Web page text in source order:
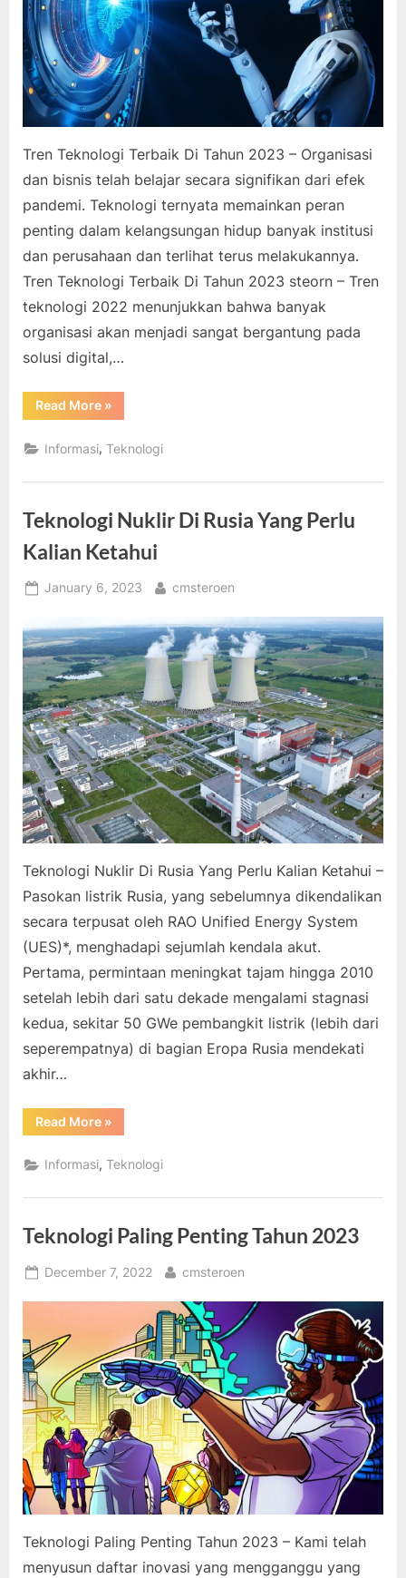
Tren Teknologi Terbaik Di Tahun 2023 – Organisasi
dan bisnis telah belajar secara signifikan dari efek
pandemi. Teknologi ternyata memainkan peran
penting dalam kelangsungan hidup banyak institusi
dan perusahaan dan terlihat terus melakukannya.
Tren Teknologi Terbaik Di Tahun 2023 steorn – Tren
teknologi 2022 menunjukkan bahwa banyak
organisasi akan menjadi sangat bergantung pada
solusi digital,…
Read More“Tren
Teknologi
Di
Tahun
»
Informasi,Teknologi
Teknologi Nuklir Di Rusia Yang Perlu
Kalian Ketahui
Posted
January 6, 2023 By
cmsteroen
Teknologi Nuklir Di Rusia Yang Perlu Kalian Ketahui –
Pasokan listrik Rusia, yang sebelumnya dikendalikan
secara terpusat oleh RAO Unified Energy System
(UES)*, menghadapi sejumlah kendala akut.
Pertama, permintaan meningkat tajam hingga 2010
setelah lebih dari satu dekade mengalami stagnasi
kedua, sekitar 50 GWe pembangkit listrik (lebih dari
seperempatnya) di bagian Eropa Rusia mendekati
akhir…
Read More“Teknologi
Nuklir
Rusia
Yang
Kalian
»
Informasi,Teknologi
Teknologi Paling Penting Tahun 2023
Posted
December 7, 2022 By
cmsteroen
Teknologi Paling Penting Tahun 2023 – Kami telah
menyusun daftar inovasi yang mengganggu yang